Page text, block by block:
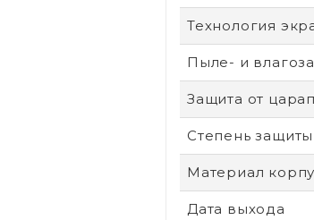
Технология
Пыле- и
Защита от
Степень защиты
Материал
Дата выхода